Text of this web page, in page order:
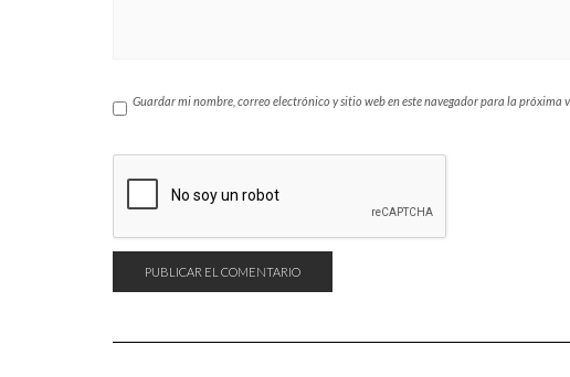
Guardar mi nombre, correo electrónico y sitio web en este navegador para la próxima